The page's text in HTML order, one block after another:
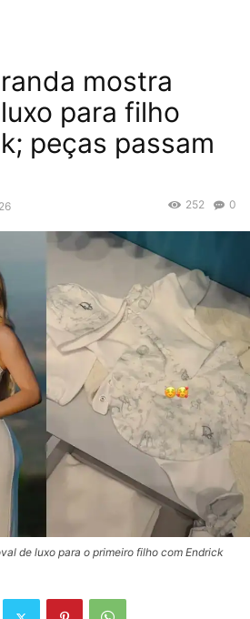
mostra
para filho
peças passam
0
252
de luxo para o primeiro filho com Endrick